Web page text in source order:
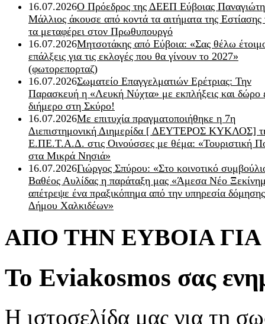
16.07.2026Ο Πρόεδρος της ΔΕΕΠ Εύβοιας
Μάλλιος άκουσε από κοντά τα αιτήματα της Εστίασης
τα μεταφέρει στον Πρωθυπουργό
16.07.2026Μητσοτάκης από Εύβοια: «Σας θέλω
επάλξεις για τις εκλογές που θα γίνουν το 2027»
(φωτορεπορταζ)
16.07.2026Σωματείο Επαγγελματιών Ερέτριας: Την
Παρασκευή η «Λευκή Νύχτα» με εκπλήξεις και δώρο
διήμερο στη Σκύρο!
16.07.2026Με επιτυχία πραγματοποιήθηκε η 7η
Διεπιστημονική Διημερίδα [ ΔEYΤΕΡΟΣ ΚΥΚΛΟΣ]
Ε.ΠΕ.Τ.Α.Δ. στις Οινούσσες με θέμα: «Τουριστική
στα Μικρά Νησιά»
16.07.2026Γιώργος Σπύρου: «Στο κοινοτικό
Βαθέος Αυλίδας η παράταξη μας «Άμεσα Νέο
απέτρεψε ένα πραξικόπημα από την υπηρεσία
Δήμου Χαλκιδέων»
ΑΠΟ ΤΗΝ ΕΥΒΟΙΑ
Το Eviakosmos σας
Η ιστοσελίδα μας για τη